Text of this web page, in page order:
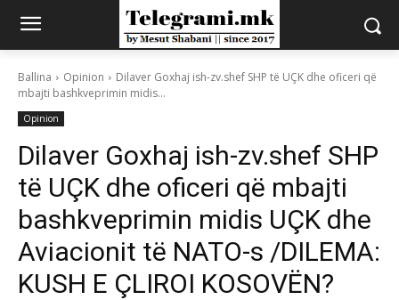
Ballina Opinion
Dilaver Goxhaj ish-zv.shef SHP të UÇK dhe oficeri që
mbajti bashkveprimin midis...
Opinion
Dilaver Goxhaj ish-zv.shef SHP
të UÇK dhe oficeri që mbajti
bashkveprimin midis UÇK dhe
Aviacionit të NATO-s /DILEMA:
KUSH E ÇLIROI KOSOVËN?